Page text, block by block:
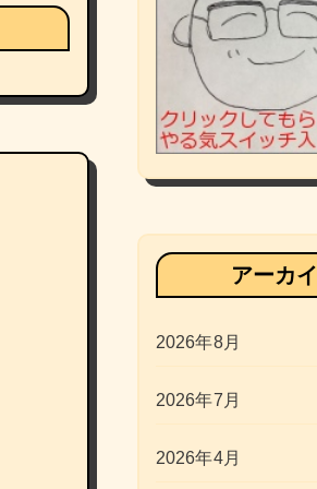
アーカ
2026年8月
2026年7月
2026年4月